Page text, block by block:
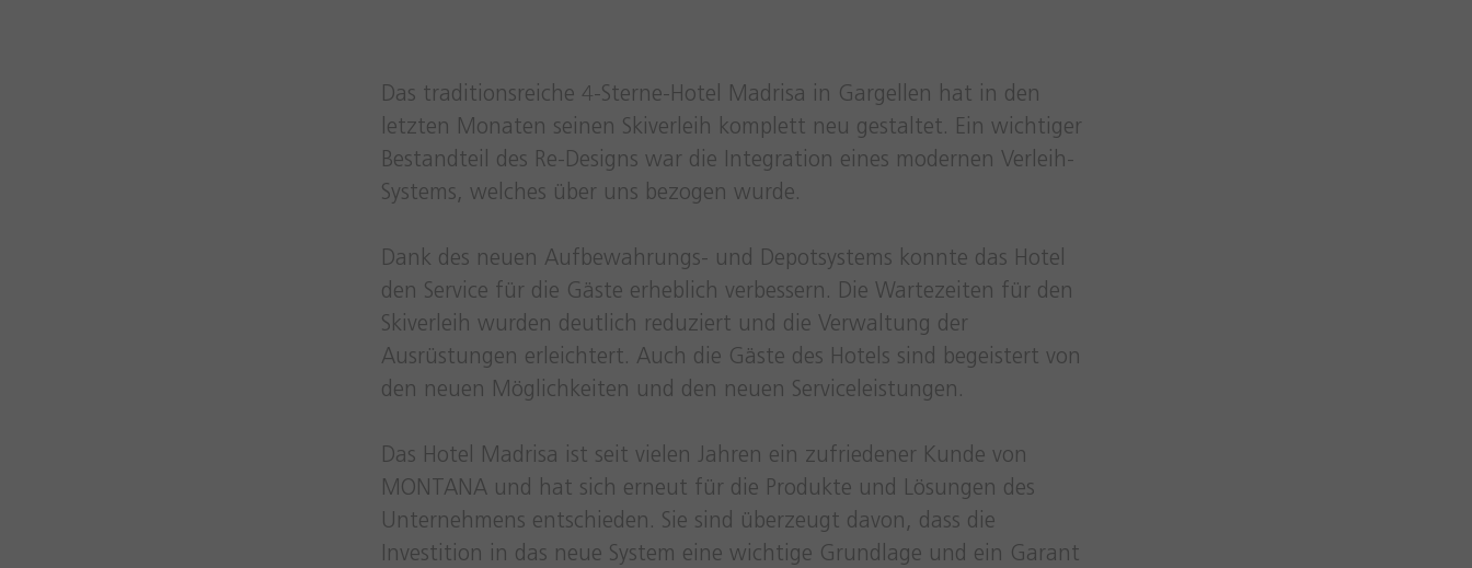
Das traditionsreiche 4-Sterne-Hotel Madrisa in Gargellen hat in den
letzten Monaten seinen Skiverleih komplett neu gestaltet. Ein wichtiger
Bestandteil des Re-Designs war die Integration eines modernen Verleih-
Systems, welches über uns bezogen wurde.
Dank des neuen Aufbewahrungs- und Depotsystems konnte das Hotel
den Service für die Gäste erheblich verbessern. Die Wartezeiten für den
Skiverleih wurden deutlich reduziert und die Verwaltung der
Ausrüstungen erleichtert. Auch die Gäste des Hotels sind begeistert von
den neuen Möglichkeiten und den neuen Serviceleistungen.
Das Hotel Madrisa ist seit vielen Jahren ein zufriedener Kunde von
MONTANA und hat sich erneut für die Produkte und Lösungen des
Unternehmens entschieden. Sie sind überzeugt davon, dass die
Investition in das neue System eine wichtige Grundlage und ein Garant